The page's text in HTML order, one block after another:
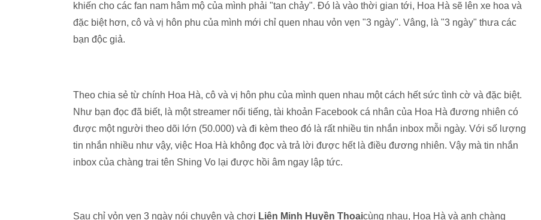
khiến cho các fan nam hâm mộ của mình phải "tan chảy". Đó là vào thời gian tới, Hoa Hà sẽ lên xe hoa và
đặc biệt hơn, cô và vị hôn phu của mình mới chỉ quen nhau vỏn vẹn "3 ngày". Vâng, là "3 ngày" thưa các
bạn độc giả.
Theo chia sẻ từ chính Hoa Hà, cô và vị hôn phu của mình quen nhau một cách hết sức tình cờ và đặc biệt.
Như bạn đọc đã biết, là một streamer nổi tiếng, tài khoản Facebook cá nhân của Hoa Hà đương nhiên có
được một người theo dõi lớn (50.000) và đi kèm theo đó là rất nhiều tin nhắn inbox mỗi ngày. Với số lượng
tin nhắn nhiều như vậy, việc Hoa Hà không đọc và trả lời được hết là điều đương nhiên. Vậy mà tin nhắn
inbox của chàng trai tên Shing Vo lại được hồi âm ngay lập tức.
Sau chỉ vỏn vẹn 3 ngày nói chuyện và chơi Liên Minh Huyền Thoạicùng nhau, Hoa Hà và anh chàng